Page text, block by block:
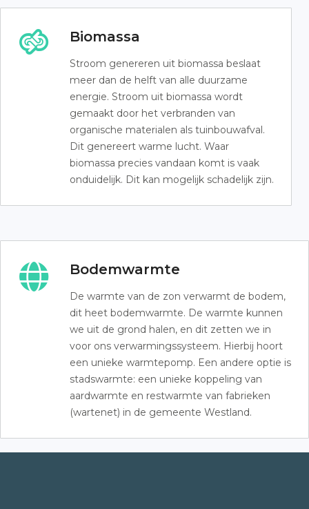
Biomassa
Stroom genereren uit biomassa beslaat
meer dan de helft van alle duurzame
energie. Stroom uit biomassa wordt
gemaakt door het verbranden van
organische materialen als tuinbouwafval.
Dit genereert warme lucht. Waar
biomassa precies vandaan komt is vaak
onduidelijk. Dit kan mogelijk schadelijk zijn.
Bodemwarmte
De warmte van de zon verwarmt de bodem,
dit heet bodemwarmte. De warmte kunnen
we uit de grond halen, en dit zetten we in
voor ons verwarmingssysteem. Hierbij hoort
een unieke warmtepomp. Een andere optie is
stadswarmte: een unieke koppeling van
aardwarmte en restwarmte van fabrieken
(wartenet) in de gemeente Westland.